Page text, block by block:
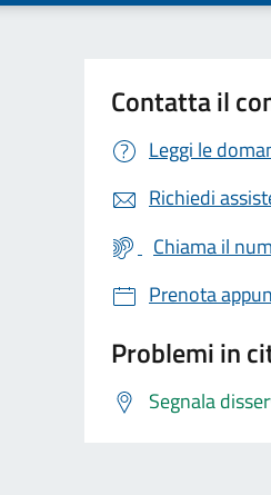
Contatta il
Leggi le
Richiedi
Chiama il
Prenota
Problemi in
Segnala